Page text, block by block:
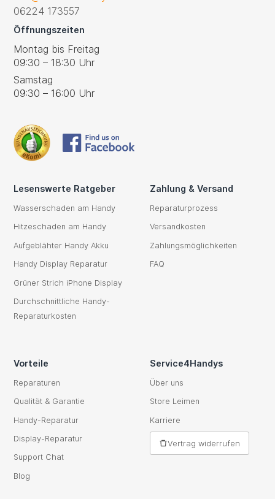
06224 173557
Öffnungszeiten
Montag bis Freitag
09:30 – 18:30 Uhr
Samstag
09:30 – 16:00 Uhr
Lesenswerte Ratgeber
Wasserschaden am Handy
Hitzeschaden am Handy
Aufgeblähter Handy Akku
Handy Display Reparatur
Grüner Strich iPhone Display
Durchschnittliche Handy-
Reparaturkosten
Zahlung & Versand
Reparaturprozess
Versandkosten
Zahlungsmöglichkeiten
FAQ
Vorteile
Reparaturen
Qualität & Garantie
Handy-Reparatur
Display-Reparatur
Support Chat
Blog
Service4Handys
Über uns
Store Leimen
Karriere
Vertrag widerrufen